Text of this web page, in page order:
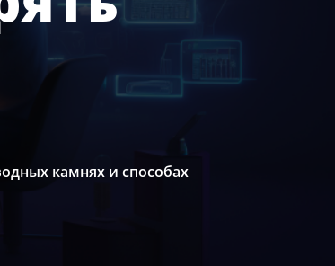
камнях и способах